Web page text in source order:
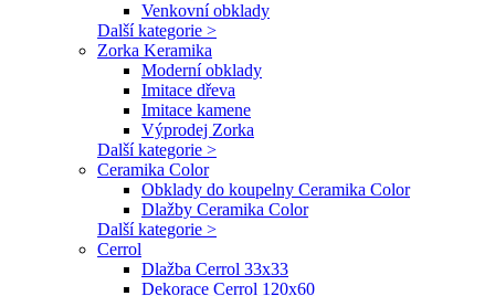
Venkovní obklady
Další kategorie >
Zorka Keramika
Moderní obklady
Imitace dřeva
Imitace kamene
Výprodej Zorka
Další kategorie >
Ceramika Color
Obklady do koupelny Ceramika Color
Dlažby Ceramika Color
Další kategorie >
Cerrol
Dlažba Cerrol 33x33
Dekorace Cerrol 120x60